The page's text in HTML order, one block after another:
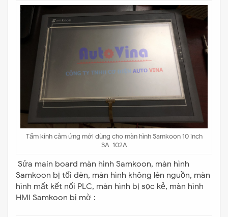
Tấm kính cảm ứng mới dùng cho màn hình Samkoon 10 inch
SA-102A
Sửa main board màn hình Samkoon, màn hình
Samkoon bị tối đèn, màn hình không lên nguồn, màn
hình mất kết nối PLC, màn hình bị sọc kẻ, màn hình
HMI Samkoon bị mờ :